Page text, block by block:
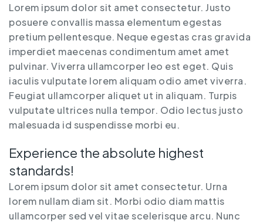
Lorem ipsum dolor sit amet consectetur. Justo
posuere convallis massa elementum egestas
pretium pellentesque. Neque egestas cras gravida
imperdiet maecenas condimentum amet amet
pulvinar. Viverra ullamcorper leo est eget. Quis
iaculis vulputate lorem aliquam odio amet viverra.
Feugiat ullamcorper aliquet ut in aliquam. Turpis
vulputate ultrices nulla tempor. Odio lectus justo
malesuada id suspendisse morbi eu.
Experience the absolute highest
standards!
Lorem ipsum dolor sit amet consectetur. Urna
lorem nullam diam sit. Morbi odio diam mattis
ullamcorper sed vel vitae scelerisque arcu. Nunc